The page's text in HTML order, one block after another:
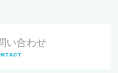
い合わせ